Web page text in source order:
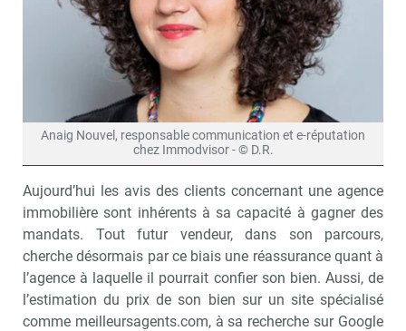
Anaig Nouvel, responsable communication et e-réputation
chez Immodvisor - © D.R.
Aujourd’hui les avis des clients concernant une agence
immobilière sont inhérents à sa capacité à gagner des
mandats. Tout futur vendeur, dans son parcours,
cherche désormais par ce biais une réassurance quant à
l’agence à laquelle il pourrait confier son bien. Aussi, de
l’estimation du prix de son bien sur un site spécialisé
comme meilleursagents.com, à sa recherche sur Google